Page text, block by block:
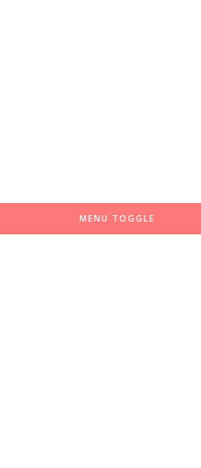
MENU TOGGLE